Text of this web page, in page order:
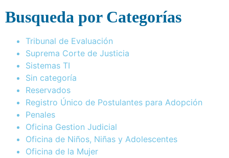
Busqueda por Categorías
Tribunal de Evaluación
Suprema Corte de Justicia
Sistemas TI
Sin categoría
Reservados
Registro Único de Postulantes para Adopción
Penales
Oficina Gestion Judicial
Oficina de Niños, Niñas y Adolescentes
Oficina de la Mujer